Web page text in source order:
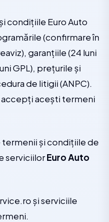
condițiile Euro Auto
(confirmare în
garanțiile (24 luni
GPL), prețurile și
de litigii (ANPC).
accepți acești termeni
termenii și condițiile de
serviciilorEuro Auto
și serviciile